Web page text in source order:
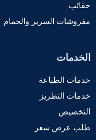
حقائب
مفروشات السرير والحمام
الخدمات
خدمات الطباعة
خدمات التطريز
التخصيص
طلب عرض سعر